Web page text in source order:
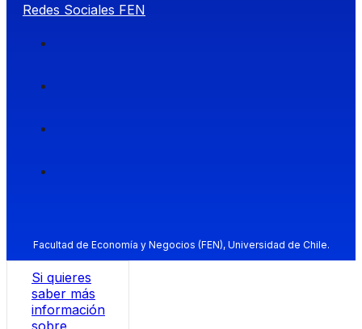
Redes Sociales FEN
Facultad de Economía y Negocios (FEN), Universidad de Chile.
Si quieres
saber más
información
sobre